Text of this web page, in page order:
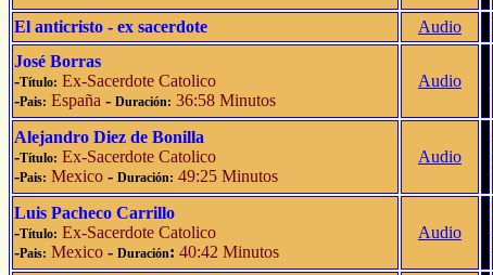
El anticristo - ex sacerdote Audio
José Borras
-Título: Ex-Sacerdote Catolico
-Pais: España - Duración: 36:58 Minutos
Audio
Alejandro Diez de Bonilla
-Título: Ex-Sacerdote Catolico
-Pais: Mexico - Duración: 49:25 Minutos
Audio
Luis Pacheco Carrillo
-Título: Ex-Sacerdote Catolico
-Pais: Mexico - Duración: 40:42 Minutos
Audio